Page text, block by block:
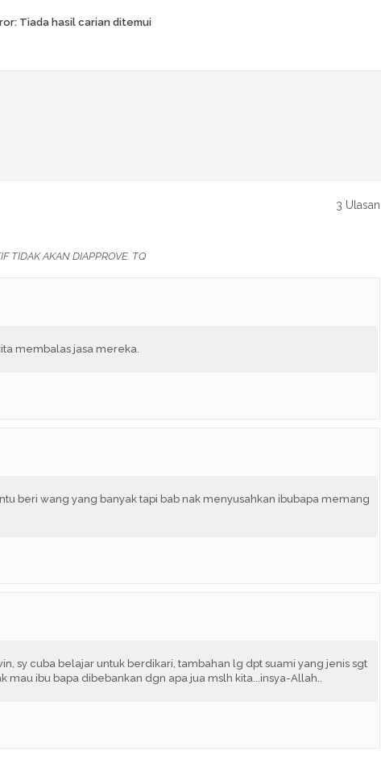
Tiada hasil carian ditemui
3 Ulasan
TIDAK AKAN DIAPPROVE. TQ
membalas jasa mereka.
beri wang yang banyak tapi bab nak menyusahkan ibubapa memang
sy cuba belajar untuk berdikari, tambahan lg dpt suami yang jenis sgt
mau ibu bapa dibebankan dgn apa jua mslh kita...insya-Allah..